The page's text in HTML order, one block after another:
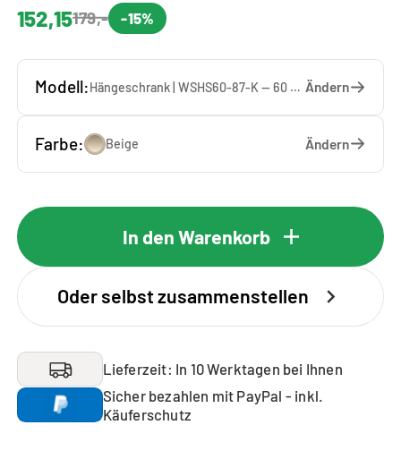
152,15179,- -15%
Modell: Hängeschrank | WSHS60-87-K — 60 x 87 x 37 cm Ändern
Farbe: Beige Ändern
In den Warenkorb
Oder selbst zusammenstellen
Lieferzeit: In 10 Werktagen bei Ihnen
Sicher bezahlen mit PayPal - inkl.
Käuferschutz